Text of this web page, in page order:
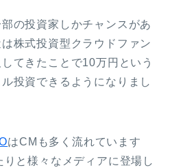
の投資家しかチャンスがあ
株式投資型クラウドファン
てきたことで10万円という
投資できるようになりまし
はCMも多く流れています
と様々なメディアに登場し